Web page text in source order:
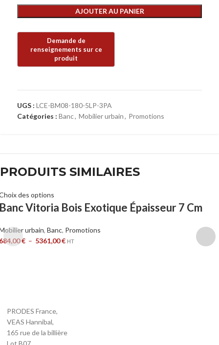
AJOUTER AU PANIER
UGS : LCE-BM08-180-5LP-3PA
Catégories : Banc, Mobilier urbain, Promotions
PRODUITS SIMILAIRES
des options
Vitoria Bois Exotique Épaisseur 7 Cm
urbain,Banc, Promotions
€ – 5361,00€ HT
PRODES France,
VEAS Hannibal,
165 rue de la billière